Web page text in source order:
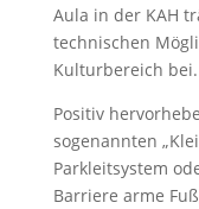
Aula in der KAH
technischen
Kulturbereich bei.
Positiv
sogenannten
Parkleitsystem
Barriere arme